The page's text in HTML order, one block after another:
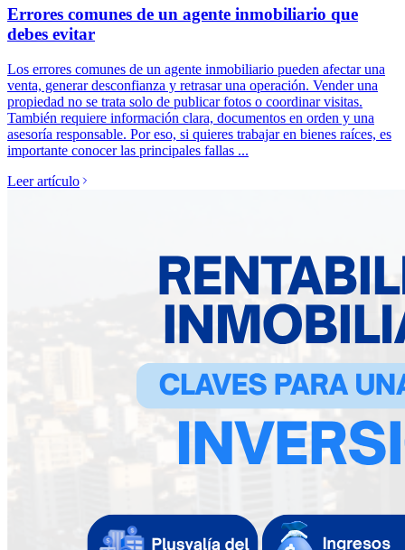
Errores comunes de un agente inmobiliario que
debes evitar
Los errores comunes de un agente inmobiliario pueden afectar una
venta, generar desconfianza y retrasar una operación. Vender una
propiedad no se trata solo de publicar fotos o coordinar visitas.
También requiere información clara, documentos en orden y una
asesoría responsable. Por eso, si quieres trabajar en bienes raíces, es
importante conocer las principales fallas ...
Leer artículo